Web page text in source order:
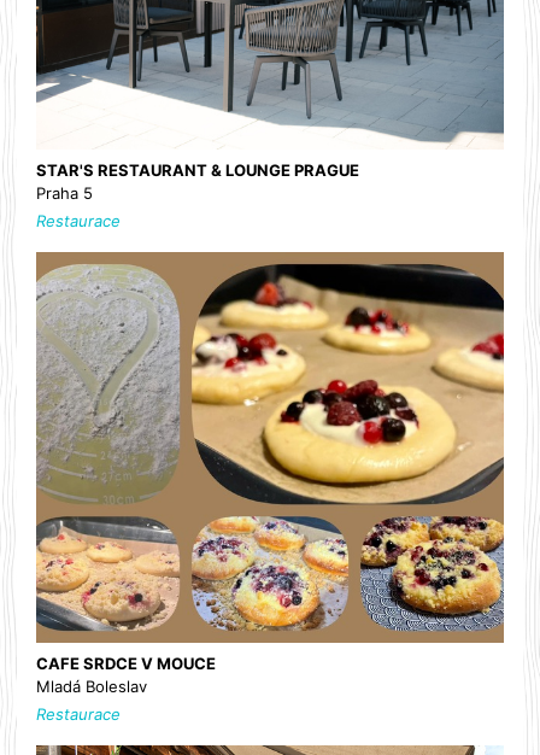
STAR'S RESTAURANT & LOUNGE PRAGUE
Praha 5
Restaurace
CAFE SRDCE V MOUCE
Mladá Boleslav
Restaurace